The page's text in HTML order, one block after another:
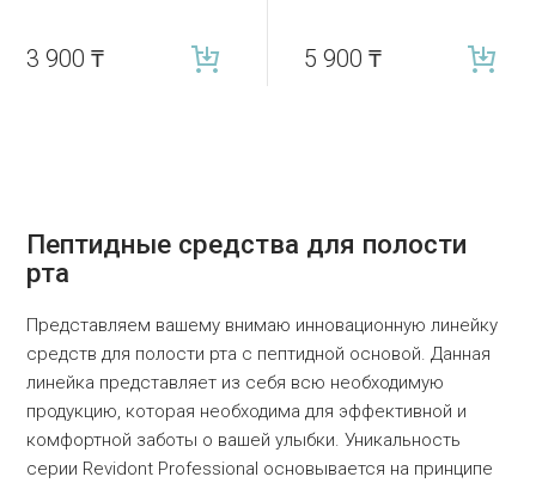
3 900₸ 5 900 ₸
Пептидные средства для полости
рта
Представляем вашему внимаю инновационную линейку
средств для полости рта с пептидной основой. Данная
линейка представляет из себя всю необходимую
продукцию, которая необходима для эффективной и
комфортной заботы о вашей улыбки. Уникальность
серии Revidont Professional основывается на принципе